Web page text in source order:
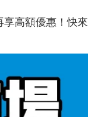
享高額優惠！快